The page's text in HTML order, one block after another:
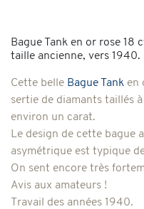
Bague Tank en or rose
taille ancienne, vers 1940.
Cette belle Bague Tank en
sertie de diamants taillés
environ un carat.
Le design de cette bague
asymétrique est typique
On sent encore très
Avis aux amateurs !
Travail des années 1940.